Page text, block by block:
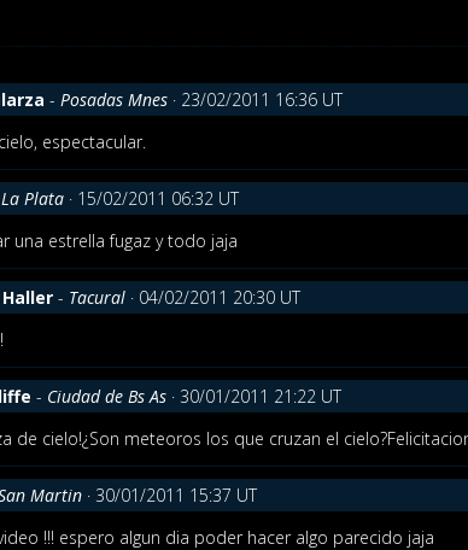
- Posadas Mnes · 23/02/2011 16:36 UT
espectacular.
La Plata · 15/02/2011 06:32 UT
una estrella fugaz y todo jaja
- Tacural · 04/02/2011 20:30 UT
- Ciudad de Bs As · 30/01/2011 21:22 UT
de cielo!¿Son meteoros los que cruzan el
Martin · 30/01/2011 15:37 UT
!!! espero algun dia poder hacer algo parecido jaja